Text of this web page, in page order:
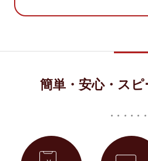
簡単・安心・ス